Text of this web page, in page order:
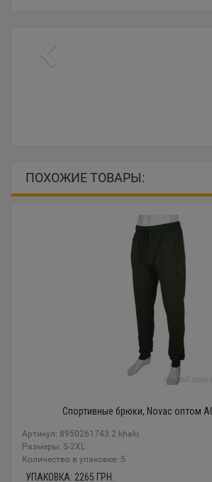
ПОХОЖИЕ ТОВАРЫ:
Спортивные брюки, Novac оптом
Артикул: 8950261743 2 khaki
Размеры: S-2XL
Количество в упаковке: 5
УПАКОВКА: 2265 ГРН.